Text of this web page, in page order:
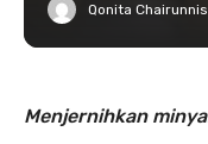
Qonita
Menjernihkan